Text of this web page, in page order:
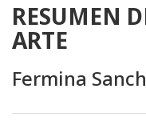
RESUMEN
ARTE
Fermina